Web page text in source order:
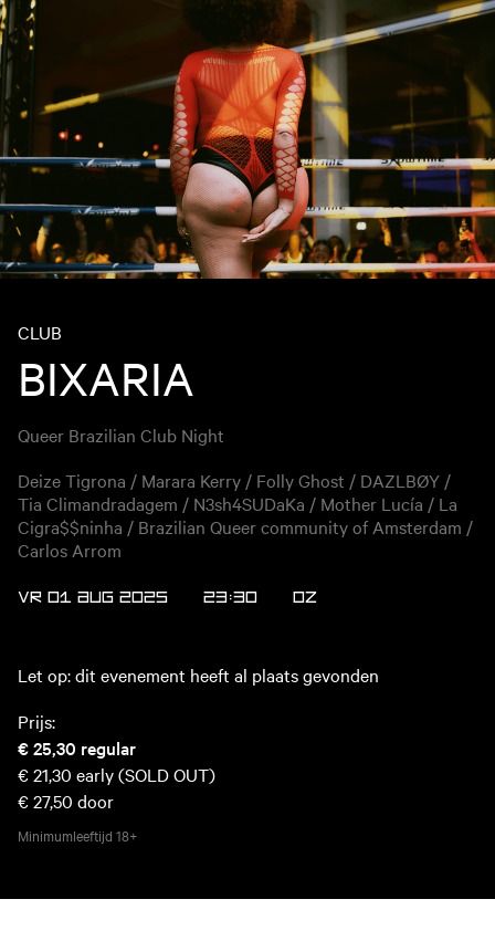
CLUB
BIXARIA
Queer Brazilian Club Night
Deize Tigrona / Marara Kerry / Folly Ghost / DAZLBØY /
Tia Climandradagem / N3sh4SUDaKa / Mother Lucía / La
Cigra$$ninha / Brazilian Queer community of Amsterdam /
Carlos Arrom
VR 01 AUG 2025 23:30 OZ
Let op: dit evenement heeft al plaats gevonden
Prijs:
€ 25,30 regular
€ 21,30 early (SOLD OUT)
€ 27,50 door
Minimumleeftijd 18+